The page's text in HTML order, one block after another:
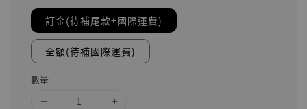
訂金(待補尾款+國際運費)
全額(待補國際運費)
數量